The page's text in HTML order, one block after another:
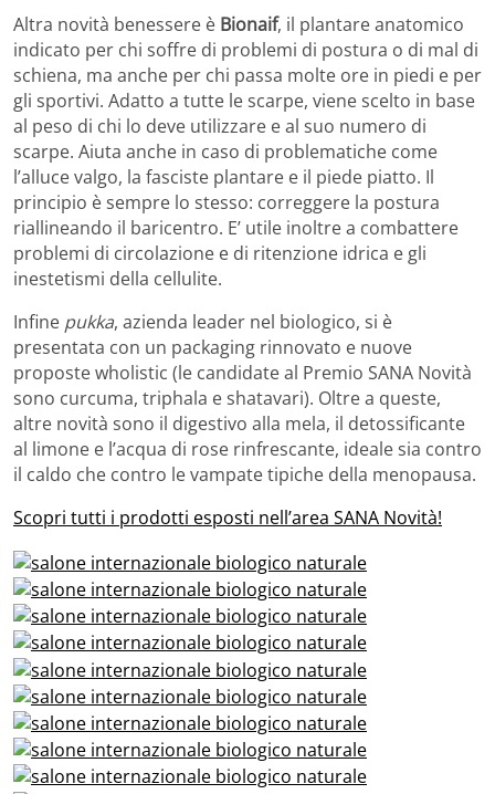
Altra novità benessere è Bionaif, il plantare anatomico
indicato per chi soffre di problemi di postura o di mal di
schiena, ma anche per chi passa molte ore in piedi e per
gli sportivi. Adatto a tutte le scarpe, viene scelto in base
al peso di chi lo deve utilizzare e al suo numero di
scarpe. Aiuta anche in caso di problematiche come
l’alluce valgo, la fasciste plantare e il piede piatto. Il
principio è sempre lo stesso: correggere la postura
riallineando il baricentro. E’ utile inoltre a combattere
problemi di circolazione e di ritenzione idrica e gli
inestetismi della cellulite.
Infine pukka, azienda leader nel biologico, si è
presentata con un packaging rinnovato e nuove
proposte wholistic (le candidate al Premio SANA Novità
sono curcuma, triphala e shatavari). Oltre a queste,
altre novità sono il digestivo alla mela, il detossificante
al limone e l’acqua di rose rinfrescante, ideale sia contro
il caldo che contro le vampate tipiche della menopausa.
Scopri tutti i prodotti esposti nell’area SANA Novità!